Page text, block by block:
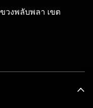
วงพลับพลา เขต